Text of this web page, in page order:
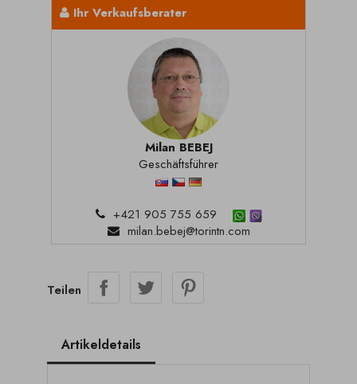
Ihr Verkaufsberater
Milan BEBEJ
Geschäftsführer
+421 905 755 659
milan.bebej@torintn.com
Teilen
Artikeldetails